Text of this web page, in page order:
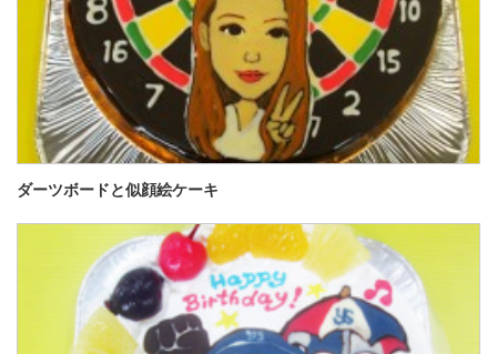
ダーツボードと似顔絵ケーキ